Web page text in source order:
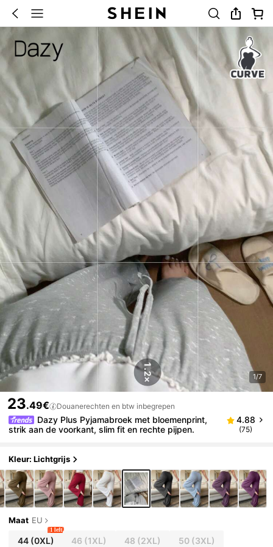
1/7
23.49€ Douanerechten en btw inbegrepen
Dazy Plus Pyjamabroek met bloemenprint,
strik aan de voorkant, slim fit en rechte pijpen.
4.88
(75)
Kleur: Lichtgrijs
Maat EU
44(0XL)
1 left
46 (1XL) 48 (2XL) 50(3XL)